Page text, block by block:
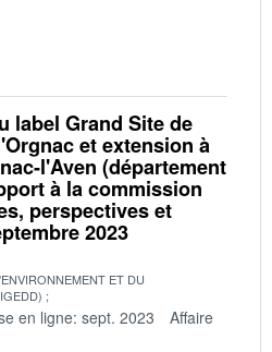
label Grand Site de
et extension à
l'Aven (département
à la commission
perspectives et
2023
ET DU
en ligne: sept. 2023
Affaire